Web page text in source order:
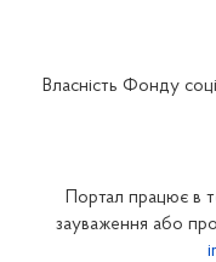
Закарпатське
Запорізьке відділення
Власність Фонду
Портал працює в
зауваження або